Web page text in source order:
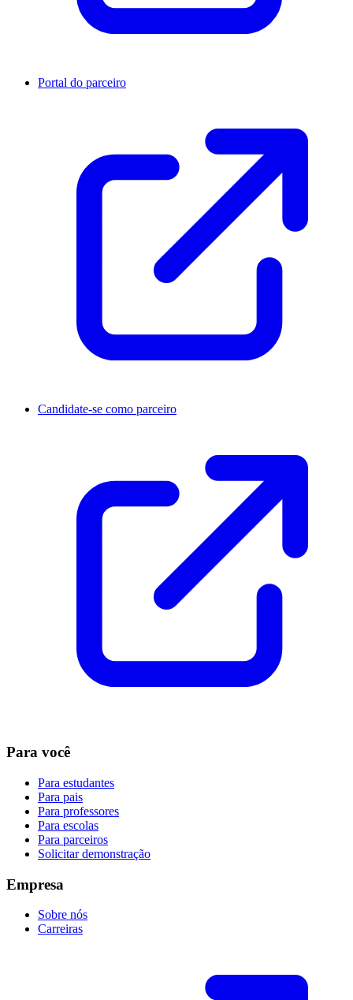
Portal do parceiro
Candidate-se como parceiro
Para você
Para estudantes
Para pais
Para professores
Para escolas
Para parceiros
Solicitar demonstração
Empresa
Sobre nós
Carreiras